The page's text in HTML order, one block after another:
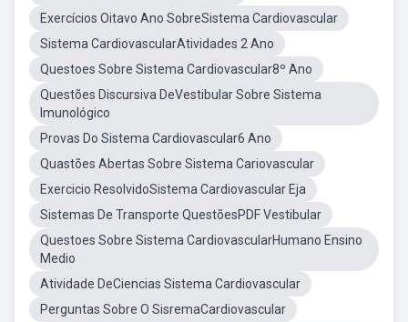
Exercícios Oitavo Ano SobreSistema Cardiovascular
Sistema CardiovascularAtividades 2 Ano
Questoes Sobre Sistema Cardiovascular8º Ano
Questões Discursiva DeVestibular Sobre Sistema
Imunológico
Provas Do Sistema Cardiovascular6 Ano
Quastões Abertas Sobre Sistema Cariovascular
Exercicio ResolvidoSistema Cardiovascular Eja
Sistemas De Transporte QuestõesPDF Vestibular
Questoes Sobre Sistema CardiovascularHumano Ensino
Medio
Atividade DeCiencias Sistema Cardiovascular
Perguntas Sobre O SisremaCardiovascular